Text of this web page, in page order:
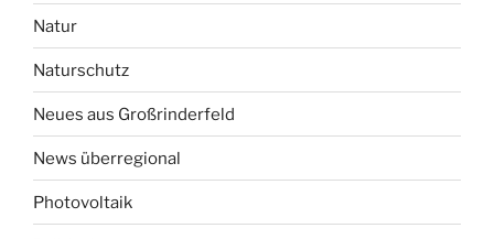
Natur
Naturschutz
Neues aus Großrinderfeld
News überregional
Photovoltaik